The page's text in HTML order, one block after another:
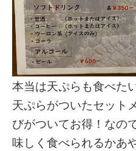
本当は天ぷらも食べた
天ぷらがついたセット
びがついてお得！なの
味しく食べられるかあ